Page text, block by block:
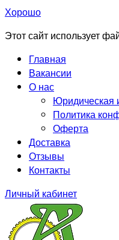
Хорошо
Этот сайт использует
Главная
Вакансии
О нас
Юридическая
Политика
Оферта
Доставка
Отзывы
Контакты
Личный кабинет